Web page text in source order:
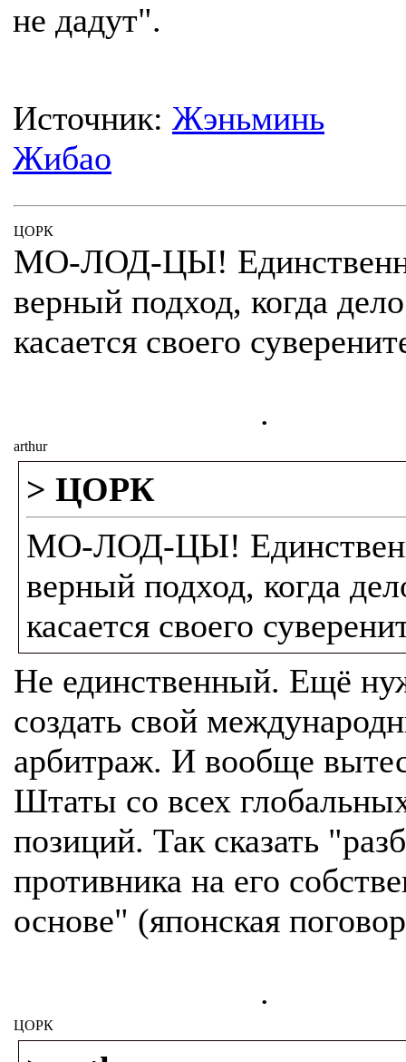
не дадут".
Источник: Жэньминь
Жибао
ЦОРК
МО-ЛОД-ЦЫ!
верный подход, когда дело
касается своего
.
arthur
> ЦОРК
МО-ЛОД-ЦЫ!
верный подход, когда
касается своего
Не единственный. Ещё
создать свой
арбитраж. И вообще
Штаты со всех
позиций. Так сказать
противника на его
основе" (японская
.
ЦОРК